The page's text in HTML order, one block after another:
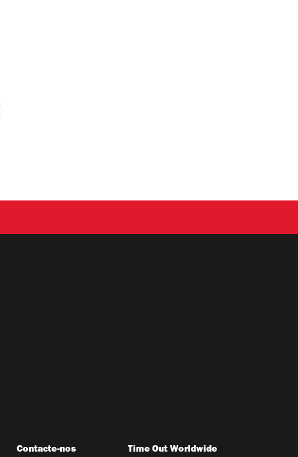
Contacte-nos Time Out Worldwide